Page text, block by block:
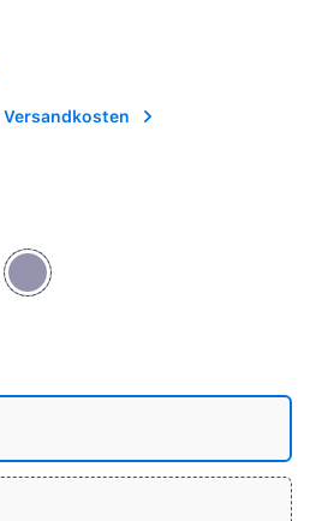
Violett